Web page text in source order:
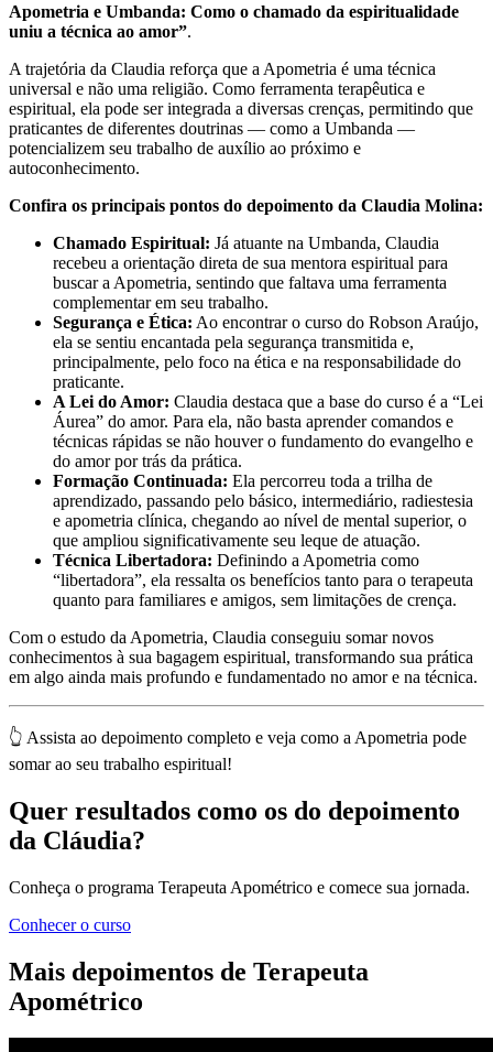
Apometria e Umbanda: Como o chamado da espiritualidade
uniu a técnica ao amor”.
A trajetória da Claudia reforça que a Apometria é uma técnica
universal e não uma religião. Como ferramenta terapêutica e
espiritual, ela pode ser integrada a diversas crenças, permitindo que
praticantes de diferentes doutrinas — como a Umbanda —
potencializem seu trabalho de auxílio ao próximo e
autoconhecimento.
Confira os principais pontos do depoimento da Claudia Molina:
Chamado Espiritual: Já atuante na Umbanda, Claudia
recebeu a orientação direta de sua mentora espiritual para
buscar a Apometria, sentindo que faltava uma ferramenta
complementar em seu trabalho.
Segurança e Ética: Ao encontrar o curso do Robson Araújo,
ela se sentiu encantada pela segurança transmitida e,
principalmente, pelo foco na ética e na responsabilidade do
praticante.
A Lei do Amor: Claudia destaca que a base do curso é a “Lei
Áurea” do amor. Para ela, não basta aprender comandos e
técnicas rápidas se não houver o fundamento do evangelho e
do amor por trás da prática.
Formação Continuada: Ela percorreu toda a trilha de
aprendizado, passando pelo básico, intermediário, radiestesia
e apometria clínica, chegando ao nível de mental superior, o
que ampliou significativamente seu leque de atuação.
Técnica Libertadora: Definindo a Apometria como
“libertadora”, ela ressalta os benefícios tanto para o terapeuta
quanto para familiares e amigos, sem limitações de crença.
Com o estudo da Apometria, Claudia conseguiu somar novos
conhecimentos à sua bagagem espiritual, transformando sua prática
em algo ainda mais profundo e fundamentado no amor e na técnica.
👆 Assista ao depoimento completo e veja como a Apometria pode
somar ao seu trabalho espiritual!
Quer resultados como os do depoimento
da Cláudia?
Conheça o programa Terapeuta Apométrico e comece sua jornada.
Conhecer o curso
Mais depoimentos de Terapeuta
Apométrico